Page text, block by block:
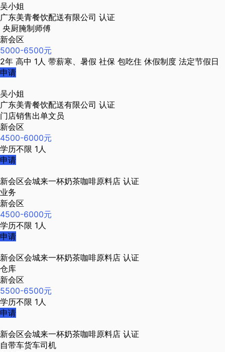
吴小姐
广东美青餐饮配送有限公司 认证
央厨腌制师傅
新会区
5000-6500元
2年 高中 1人 带薪寒、暑假 社保 包吃住 休假制度 法定节假日
申请
吴小姐
广东美青餐饮配送有限公司 认证
门店销售出单文员
新会区
4500-6000元
学历不限 1人
申请
新会区会城来一杯奶茶咖啡原料店 认证
业务
新会区
4500-6000元
学历不限 1人
申请
新会区会城来一杯奶茶咖啡原料店 认证
仓库
新会区
5500-6500元
学历不限 1人
申请
新会区会城来一杯奶茶咖啡原料店 认证
自带车货车司机